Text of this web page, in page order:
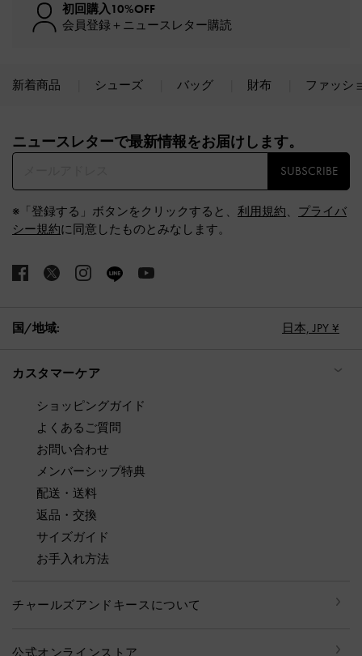
初回購入10%OFF
会員登録＋ニュースレター購読
新着商品 シューズ バッグ 財布 ファッシ
ニュースレターで最新情報をお届けします。​
SUBSCRIBE
※「登録する」ボタンをクリックすると、 利用規約、 プライバ
シー規約に同意したものとみなします。
国/地域: 日本, JPY ¥
カスタマーケア
ショッピングガイド
よくあるご質問
お問い合わせ
メンバーシップ特典
配送・送料
返品・交換
サイズガイド
お手入れ方法
チャールズアンドキースについて
公式オンラインストア